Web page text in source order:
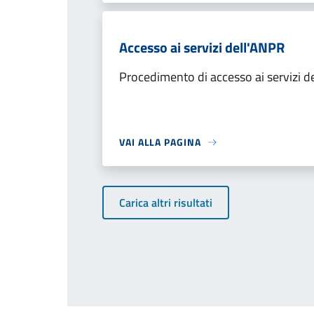
Accesso ai servizi dell'ANPR
Procedimento di accesso ai servizi
VAI ALLA PAGINA
Carica altri risultati